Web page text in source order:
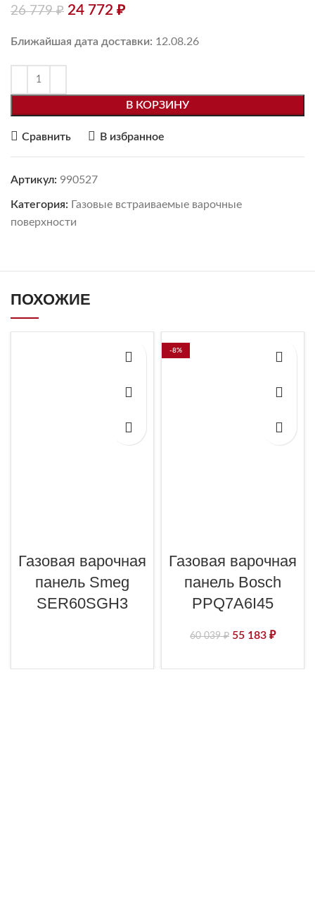
26 779₽ 24 772 ₽
Ближайшая дата доставки: 12.08.26
В КОРЗИНУ
Сравнить В избранное
Артикул: 990527
Категория: Газовые встраиваемые варочные
поверхности
ПОХОЖИЕ
Газовая варочная
панель Smeg
SER60SGH3
-8%
Газовая варочная
панель Bosch
PPQ7A6I45
60 039₽ 55 183 ₽